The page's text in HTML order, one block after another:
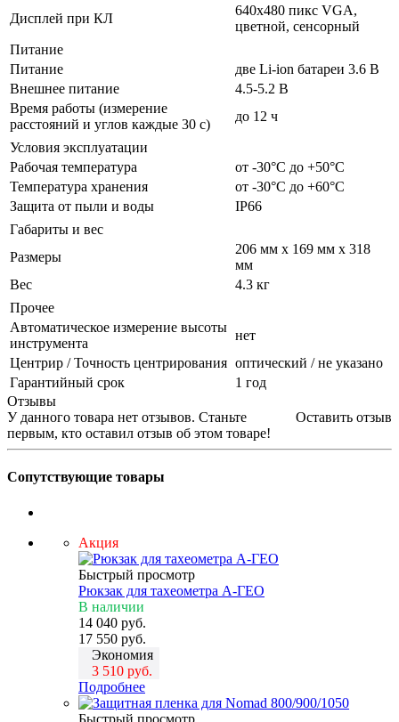
Дисплей при КЛ
640x480 пикс VGA,
цветной, сенсорный
Питание
Питание
две Li-ion батареи 3.6 В
Внешнее питание
4.5-5.2 В
Время работы (измерение
расстояний и углов каждые 30 с)
до 12 ч
Условия эксплуатации
Рабочая температура
от -30°С до +50°С
Температура хранения
от -30°С до +60°С
Защита от пыли и воды
IP66
Габариты и вес
Размеры
206 мм x 169 мм x 318
мм
Вес
4.3 кг
Прочее
Автоматическое измерение высоты
инструмента
нет
Центрир / Точность центрирования оптический / не указано
Гарантийный срок
1 год
Отзывы
Оставить отзыв
У данного товара нет отзывов. Станьте
первым, кто оставил отзыв об этом товаре!
Сопутствующие товары
Акция
Быстрый просмотр
Рюкзак для тахеометра А-ГЕО
В наличии
14 040 руб.
17 550 руб.
Экономия
3 510 руб.
Подробнее
Быстрый просмотр